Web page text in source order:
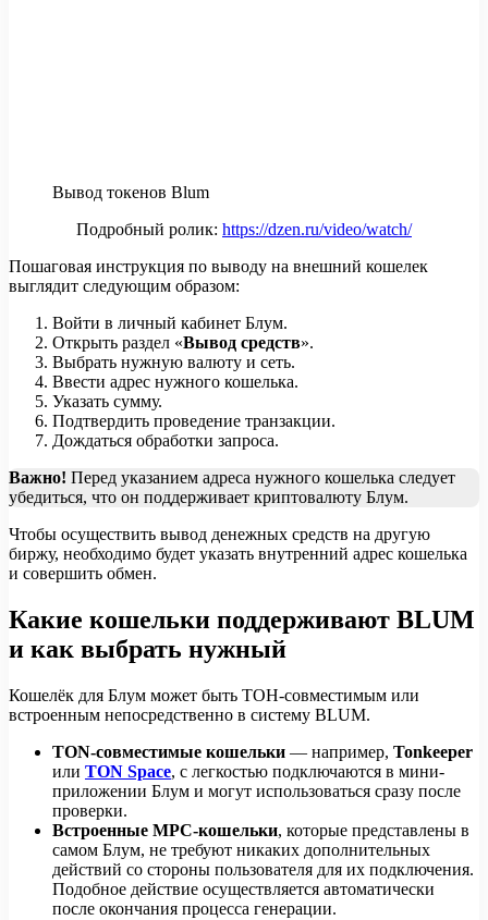
Вывод токенов Blum
Подробный ролик: https://dzen.ru/video/watch/
Пошаговая инструкция по выводу на внешний кошелек
выглядит следующим образом:
Войти в личный кабинет Блум.
Открыть раздел «Вывод средств».
Выбрать нужную валюту и сеть.
Ввести адрес нужного кошелька.
Указать сумму.
Подтвердить проведение транзакции.
Дождаться обработки запроса.
Важно! Перед указанием адреса нужного кошелька следует
убедиться, что он поддерживает криптовалюту Блум.
Чтобы осуществить вывод денежных средств на другую
биржу, необходимо будет указать внутренний адрес кошелька
и совершить обмен.
Какие кошельки поддерживают BLUM
и как выбрать нужный
Кошелёк для Блум может быть ТОН-совместимым или
встроенным непосредственно в систему BLUM.
TON-совместимые кошельки — например, Tonkeeper
или TON Space, с легкостью подключаются в мини-
приложении Блум и могут использоваться сразу после
проверки.
Встроенные МРС-кошельки, которые представлены в
самом Блум, не требуют никаких дополнительных
действий со стороны пользователя для их подключения.
Подобное действие осуществляется автоматически
после окончания процесса генерации.